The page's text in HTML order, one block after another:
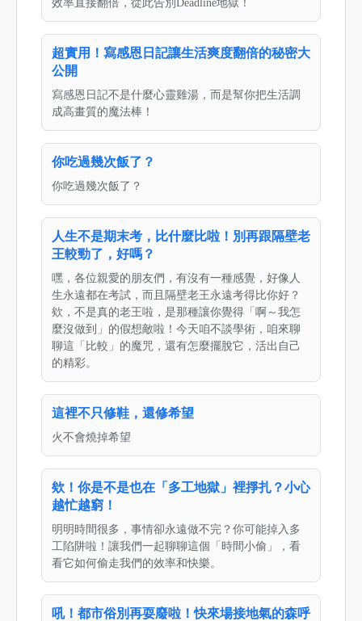
效率直接翻倍，從此告別Deadline地獄！
超實用！寫感恩日記讓生活爽度翻倍的秘密大
公開
寫感恩日記不是什麼心靈雞湯，而是幫你把生活調
成高畫質的魔法棒！
你吃過幾次飯了？
你吃過幾次飯了？
人生不是期末考，比什麼比啦！別再跟隔壁老
王較勁了，好嗎？
嘿，各位親愛的朋友們，有沒有一種感覺，好像人
生永遠都在考試，而且隔壁老王永遠考得比你好？
欸，不是真的老王啦，是那種讓你覺得「啊～我怎
麼沒做到」的假想敵啦！今天咱不談學術，咱來聊
聊這「比較」的魔咒，還有怎麼擺脫它，活出自己
的精彩。
這裡不只修鞋，還修希望
火不會燒掉希望
欸！你是不是也在「多工地獄」裡掙扎？小心
越忙越窮！
明明時間很多，事情卻永遠做不完？你可能掉入多
工陷阱啦！讓我們一起聊聊這個「時間小偷」，看
看它如何偷走我們的效率和快樂。
吼！都市俗別再耍廢啦！快來場接地氣的森呼